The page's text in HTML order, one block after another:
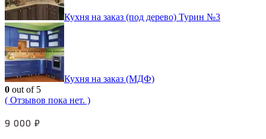
Кухня на заказ (под дерево) Турин №3
Кухня на заказ (МДФ)
0 out of 5
( Отзывов пока нет. )
9 000 ₽